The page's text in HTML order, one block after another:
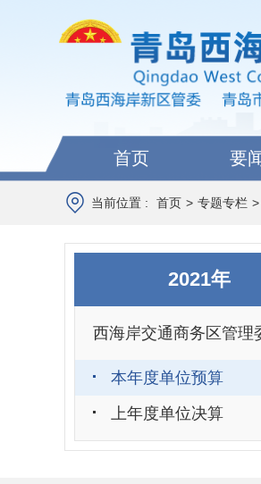
首页 要
当前位置 : 首页 > 专题专栏 >
2021年
西海岸交通商务区管理
本年度单位预算
上年度单位决算